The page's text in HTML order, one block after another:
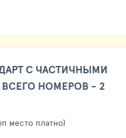
С ЧАСТИЧНЫМИ
НОМЕРОВ - 2
место платно)